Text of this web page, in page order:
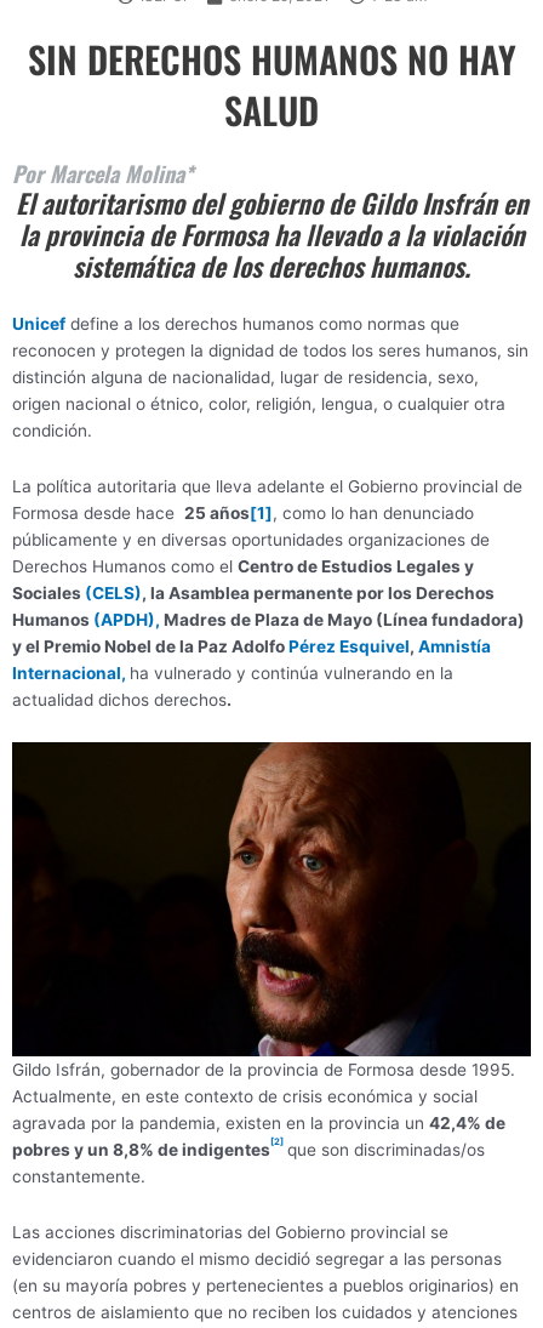
SIN DERECHOS HUMANOS NO HAY
SALUD
Por Marcela Molina*
El autoritarismo del gobierno de Gildo Insfrán en
la provincia de Formosa ha llevado a la violación
sistemática de los derechos humanos.
Unicef define a los derechos humanos como normas que
reconocen y protegen la dignidad de todos los seres humanos, sin
distinción alguna de nacionalidad, lugar de residencia, sexo,
origen nacional o étnico, color, religión, lengua, o cualquier otra
condición.
La política autoritaria que lleva adelante el Gobierno provincial de
Formosa desde hace 25 años[1], como lo han denunciado
públicamente y en diversas oportunidades organizaciones de
Derechos Humanos como el Centro de Estudios Legales y
Sociales (CELS), la Asamblea permanente por los Derechos
Humanos (APDH), Madres de Plaza de Mayo (Línea fundadora)
y el Premio Nobel de la Paz AdolfoPérez Esquivel, Amnistía
Internacional, ha vulnerado y continúa vulnerando en la
actualidad dichos derechos.
Gildo Isfrán, gobernador de la provincia de Formosa desde 1995.
Actualmente, en este contexto de crisis económica y social
agravada por la pandemia, existen en la provincia un 42,4% de
pobres y un 8,8% de indigentes [2] que son discriminadas/os
constantemente.
Las acciones discriminatorias del Gobierno provincial se
evidenciaron cuando el mismo decidió segregar a las personas
(en su mayoría pobres y pertenecientes a pueblos originarios) en
centros de aislamiento que no reciben los cuidados y atenciones